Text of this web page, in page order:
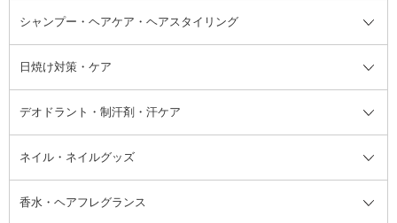
オールインワン化粧品 フェイスクリーム
フェイスオイル・バーム
ブースター・導入液
洗い流すパック・マスク
リップクリーム・リップケア
コンシーラー ファンデーション
フェイスパウダー
まつげ美容液 つけまつげ
アイシャドウ
アイブロウ・眉マスカラ
チーク
ハイライト・シェーディング
ボディケア全て
ボディソープ・ハンドソープ・石
けん
ボディケア
レッグ・フットケア
バストケア
ネイルケア
シャンプー・ヘアケア・ヘアスタイリング
シャンプー・ヘアケア・ヘアスタ
イリング全て
洗い流さないトリートメント
ヘアスタイリング剤
頭皮ケア・育毛剤
日焼け対策・ケア
日焼け対策・ケア全て
サンオイル・タンニング
その他日焼け対策・UVケア
デオドラント・制汗剤・汗ケア
デオドラント・制汗剤・汗ケア全
て
フット用デオドラント・制汗剤・
汗ケア
ネイル・ネイルグッズ
ネイル・ネイルグッズ全て
香水・ヘアフレグランス